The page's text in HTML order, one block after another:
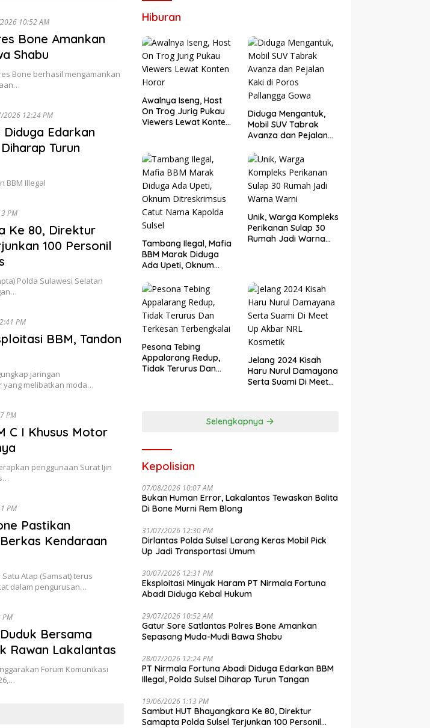
29/07/2026 10:52 AM
Bone Amankan
Shabu
Bone berhasil mengamankan
28/07/2026 12:24 PM
Edarkan
Turun
BBM Illegal
1:13 PM
Ke 80, Direktur
100 Personil
Polda Sulawesi Selatan
2026 12:41 PM
BBM, Tandon
jaringan
yang melibatkan moda…
2:27 PM
C I Khusus Motor
penggunaan Surat Ijin
12:41 PM
Pastikan
Kendaraan
Atap (Samsat) terus
dalam pengurusan…
PM
Bersama
Rawan Lakalantas
Forum Komunikasi
Hiburan
Awalnya Iseng, Host
On Trog Jurig Pukau
Viewers Lewat Konten
Diduga Mengantuk,
Mobil SUV Tabrak
Avanza dan Pejalan
Pallangga Gowa
Tambang Ilegal, Mafia
BBM Marak Diduga
Ada Upeti, Oknum
Nama Kapolda Sulsel
Unik, Warga Kompleks
Perikanan Sulap 30
Rumah Jadi Warna
Pesona Tebing
Appalarang Redup,
Tidak Terurus Dan
Jelang 2024 Kisah
Haru Nurul Damayana
Serta Suami Di Meet
Selengkapnya
Kepolisian
07/08/2026 10:07 AM
Bukan Human Error, Lakalantas Tewaskan Balita
Di Bone Murni Rem Blong
31/07/2026 12:30 PM
Dirlantas Polda Sulsel Larang Keras Mobil Pick
Up Jadi Transportasi Umum
30/07/2026 12:31 PM
Eksploitasi Minyak Haram PT Nirmala Fortuna
Abadi Diduga Kebal Hukum
29/07/2026 10:52 AM
Gatur Sore Satlantas Polres Bone Amankan
Sepasang Muda-Mudi Bawa Shabu
28/07/2026 12:24 PM
PT Nirmala Fortuna Abadi Diduga Edarkan BBM
Illegal, Polda Sulsel Diharap Turun Tangan
19/06/2026 1:13 PM
Sambut HUT Bhayangkara Ke 80, Direktur
Samapta Polda Sulsel Terjunkan 100 Personil